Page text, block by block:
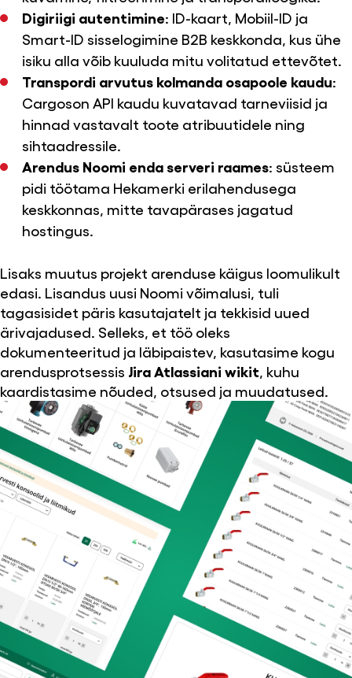
Digiriigi autentimine: ID-kaart, Mobiil-ID ja
Smart-ID sisselogimine B2B keskkonda, kus ühe
isiku alla võib kuuluda mitu volitatud ettevõtet.
Transpordi arvutus kolmanda osapoole kaudu:
Cargoson API kaudu kuvatavad tarneviisid ja
hinnad vastavalt toote atribuutidele ning
sihtaadressile.
Arendus Noomi enda serveri raames: süsteem
pidi töötama Hekamerki erilahendusega
keskkonnas, mitte tavapärases jagatud
hostingus.
Lisaks muutus projekt arenduse käigus loomulikult
edasi. Lisandus uusi Noomi võimalusi, tuli
tagasisidet päris kasutajatelt ja tekkisid uued
ärivajadused. Selleks, et töö oleks
dokumenteeritud ja läbipaistev, kasutasime kogu
arendusprotsessis Jira Atlassiani wikit , kuhu
kaardistasime nõuded, otsused ja muudatused.